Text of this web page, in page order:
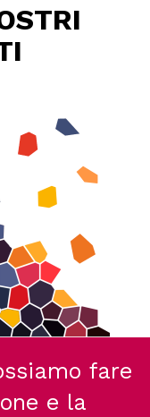
fare
e la